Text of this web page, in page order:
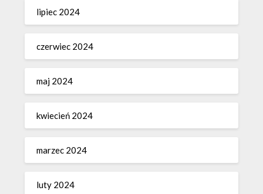
lipiec 2024
czerwiec 2024
maj 2024
kwiecień 2024
marzec 2024
luty 2024